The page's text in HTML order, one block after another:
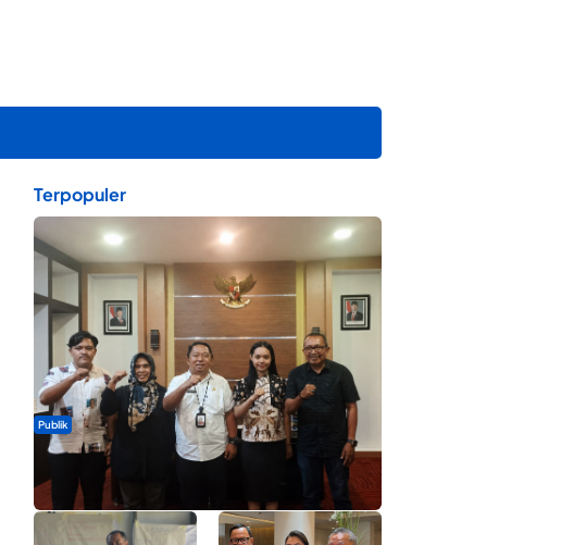
Terpopuler
Publik
Dua Talenta Muda Ternate Wakili Maluku Utara di
Gita Bahana Nusantara 2026